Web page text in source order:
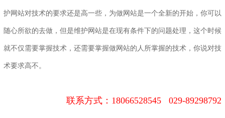
护网站对技术的要求还是高一些，为做网站是一个全新的开始，你可以
随心所欲的去做，但是维护网站是在现有条件下的问题处理，这个时候
就不仅需要掌握技术，还需要掌握做网站的人所掌握的技术，你说对技
术要求高不。
联系方式： 18066528545 029-89298792